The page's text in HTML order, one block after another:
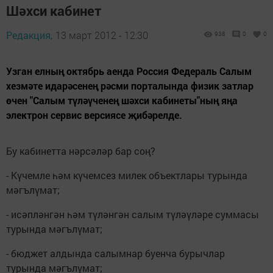
Шәхси кабинет
Редакция, 13 март 2012 - 12:30 938 0 0
Узган елның октябрь аенда Россия Федераль Салым
хезмәте идарәсенең рәсми порталында физик затлар
өчен "Салым түләүченең шәхси кабинеты"ның яңа
электрон сервис версиясе җибәрелде.
Бу кабинетта нәрсәләр бар соң?
- Күчемле һәм күчемсез ми­лек объектлары турында
мәгълүмат;
- исәпләнгән һәм түләнгән са­лым түләүләре суммасы
ту­рында мәгълүмат;
- бюджет алдында салымнар буенча бурычлар
турында мәгълүмат;